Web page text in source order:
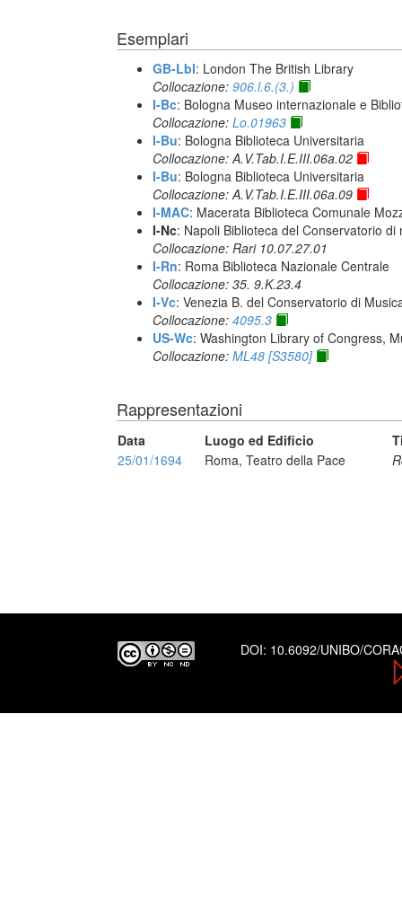
Esemplari
GB-Lbl: London The British Library
Collocazione: 906.l.6.(3.)
I-Bc: Bologna Museo internazionale e
Collocazione: Lo.01963
I-Bu: Bologna Biblioteca Universitaria
Collocazione: A.V.Tab.I.E.III.06a.02
I-Bu: Bologna Biblioteca Universitaria
Collocazione: A.V.Tab.I.E.III.06a.09
I-MAC: Macerata Biblioteca Comunale
I-Nc: Napoli Biblioteca del Conservatorio
Collocazione: Rari 10.07.27.01
I-Rn: Roma Biblioteca Nazionale Centrale
Collocazione: 35. 9.K.23.4
I-Vc: Venezia B. del Conservatorio di
Collocazione: 4095.3
US-Wc: Washington Library of Congress,
Collocazione: ML48 [S3580]
Rappresentazioni
Data Luogo ed Edificio
25/01/1694
Roma, Teatro della Pace
DOI: 10.6092/UNIBO/